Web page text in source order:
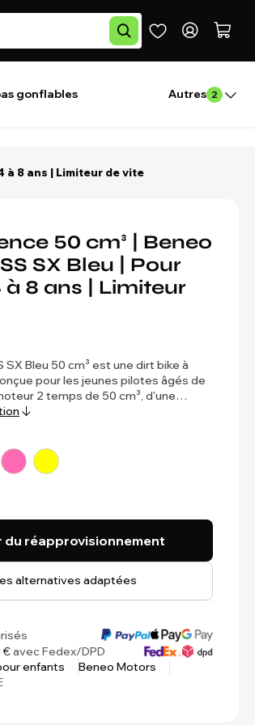
gonflables Autres 2
à 8 ans | Limiteur de vite
50 cm³ | Beneo
SX Bleu | Pour
8 ans | Limiteur
SX Bleu 50 cm³ est une dirt bike à
pour les jeunes pilotes âgés de
2 temps de 50 cm³, d'une…
du réapprovisionnement
alternatives adaptées
€avec Fedex/DPD
enfants
Beneo Motors